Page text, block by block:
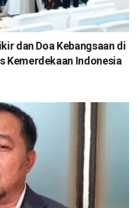
dan Doa Kebangsaan di
Kemerdekaan Indonesia